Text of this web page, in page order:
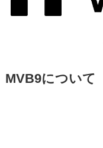
MVB9について